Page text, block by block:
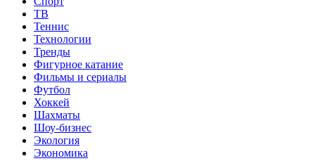
ТВ
Теннис
Технологии
Тренды
Фигурное катание
Фильмы и сериалы
Футбол
Хоккей
Шахматы
Шоу-бизнес
Экология
Экономика